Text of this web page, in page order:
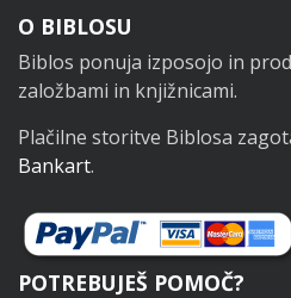
Noga
O BIBLOSU
Biblos ponuja izposojo in
založbami in knjižnicami.
Plačilne storitve Biblosa
Bankart.
POTREBUJEŠ POMOČ?